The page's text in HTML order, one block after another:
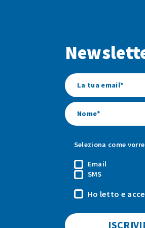
Seleziona come
Email
SMS
Ho letto e